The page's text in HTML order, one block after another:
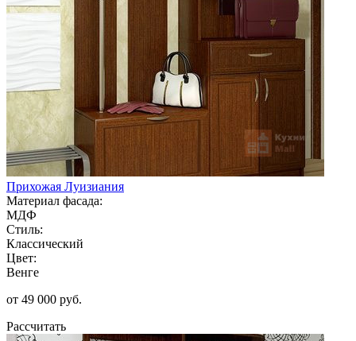
Прихожая Луизиания
Материал фасада:
МДФ
Стиль:
Классический
Цвет:
Венге
от 49 000 руб.
Рассчитать